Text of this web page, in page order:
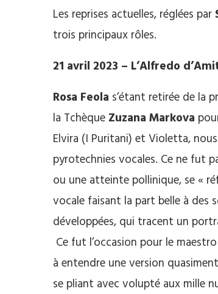
Les reprises actuelles, réglées par
trois principaux rôles.
21 avril 2023 – L’Alfredo
Rosa Feola s’étant retirée de la
la Tchèque Zuzana Markova
Elvira (I Puritani) et Violetta,
pyrotechnies vocales. Ce ne fut
ou une atteinte pollinique, se «
vocale faisant la part belle à des
développées, qui tracent un
Ce fut l’occasion pour le maestro
à entendre une version
se pliant avec volupté aux mille